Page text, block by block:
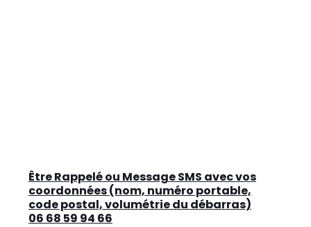
Être Rappelé ou Message SMS avec vos
coordonnées (nom, numéro portable,
code postal, volumétrie du débarras)
06 68 59 94 66